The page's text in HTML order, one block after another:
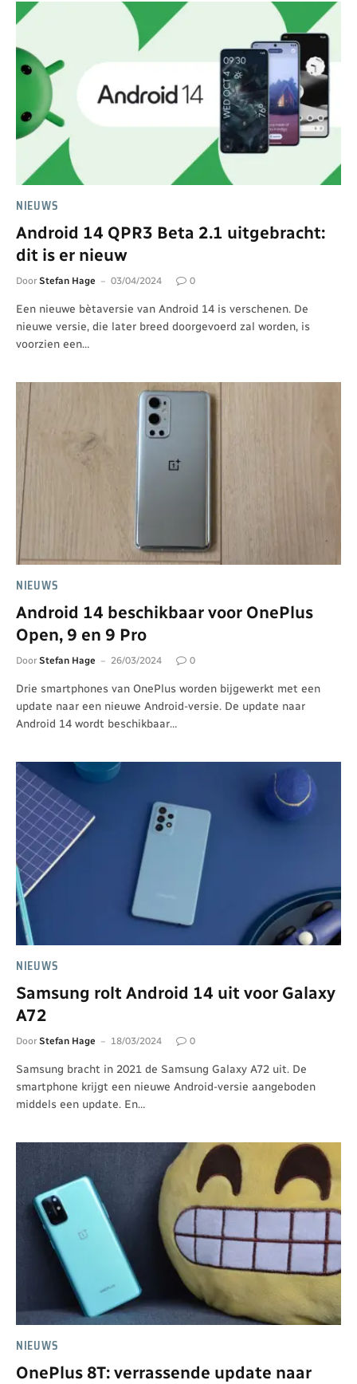
NIEUWS
Android 14 QPR3 Beta 2.1 uitgebracht:
dit is er nieuw
Door Stefan Hage 03/04/2024 0
Een nieuwe bètaversie van Android 14 is verschenen. De
nieuwe versie, die later breed doorgevoerd zal worden, is
voorzien een…
NIEUWS
Android 14 beschikbaar voor OnePlus
Open, 9 en 9 Pro
Door Stefan Hage 26/03/2024 0
Drie smartphones van OnePlus worden bijgewerkt met een
update naar een nieuwe Android-versie. De update naar
Android 14 wordt beschikbaar…
NIEUWS
Samsung rolt Android 14 uit voor Galaxy
A72
Door Stefan Hage 18/03/2024 0
Samsung bracht in 2021 de Samsung Galaxy A72 uit. De
smartphone krijgt een nieuwe Android-versie aangeboden
middels een update. En…
NIEUWS
OnePlus 8T: verrassende update naar